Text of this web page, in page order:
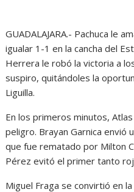
GUADALAJARA.- Pachuca le
igualar 1-1 en la cancha del
Herrera le robó la victoria a
suspiro, quitándoles la
Liguilla.
En los primeros minutos,
peligro. Brayan Garnica envió
que fue rematado por Milton
Pérez evitó el primer tanto
Miguel Fraga se convirtió en